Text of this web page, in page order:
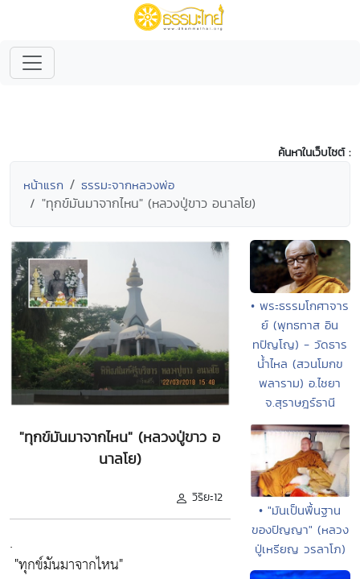
ค้นหาในเว็บไซต์ :
หน้าแรก ธรรมะจากหลวงพ่อ
"ทุกข์มันมาจากไหน" (หลวงปู่ขาว อนาลโย)
"ทุกข์มันมาจากไหน" (หลวงปู่ขาว อ
นาลโย)
วิริยะ12
.
"ทุกข์มันมาจากไหน"
• พระธรรมโกศาจาร
ย์ (พุทธทาส อิน
ทปัญโญ) - วัดธาร
น้ำไหล (สวนโมกข
พลาราม) อ.ไชยา
จ.สุราษฎร์ธานี
• "มันเป็นพื้นฐาน
ของปัญญา" (หลวง
ปู่เหรียญ วรลาโภ)